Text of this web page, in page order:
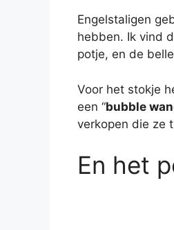
Engelstaligen
hebben. Ik vind
potje, en de
Voor het stokje
een “bubble
verkopen die ze
En het